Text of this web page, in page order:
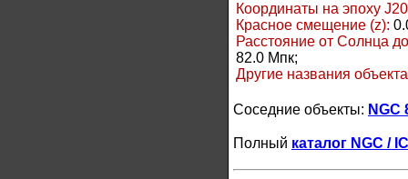
Координаты на эпоху
Красное смещение (z):
Расстояние от Солнца
82.0 Мпк;
Другие названия
Соседние объекты: NGC
Полный каталог NGC / IC